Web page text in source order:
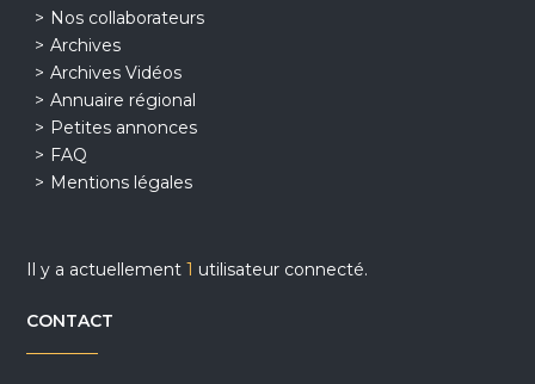
Nos collaborateurs
Archives
Archives Vidéos
Annuaire régional
Petites annonces
FAQ
Mentions légales
Il y a actuellement1 utilisateur connecté.
CONTACT